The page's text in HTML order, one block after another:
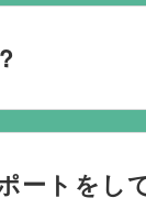
ートをし